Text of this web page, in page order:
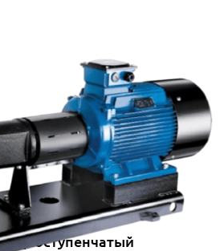
одноступенчатый